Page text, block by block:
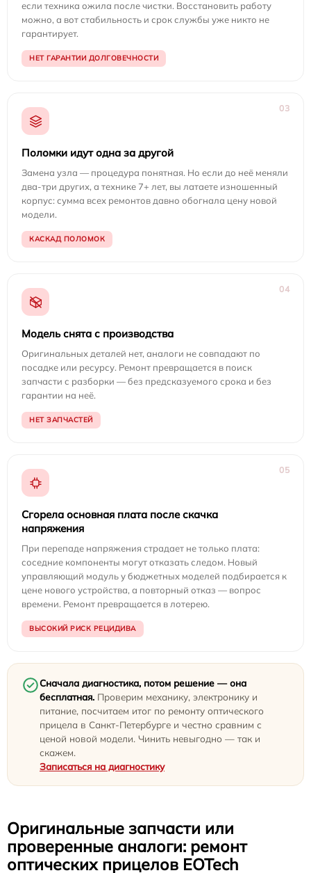
если техника ожила после чистки. Восстановить работу
можно, а вот стабильность и срок службы уже никто не
гарантирует.
НЕТ ГАРАНТИИ ДОЛГОВЕЧНОСТИ
03
Поломки идут одна за другой
Замена узла — процедура понятная. Но если до неё меняли
два-три других, а технике 7+ лет, вы латаете изношенный
корпус: сумма всех ремонтов давно обогнала цену новой
модели.
КАСКАД ПОЛОМОК
04
Модель снята с производства
Оригинальных деталей нет, аналоги не совпадают по
посадке или ресурсу. Ремонт превращается в поиск
запчасти с разборки — без предсказуемого срока и без
гарантии на неё.
НЕТ ЗАПЧАСТЕЙ
05
Сгорела основная плата после скачка
напряжения
При перепаде напряжения страдает не только плата:
соседние компоненты могут отказать следом. Новый
управляющий модуль у бюджетных моделей подбирается к
цене нового устройства, а повторный отказ — вопрос
времени. Ремонт превращается в лотерею.
ВЫСОКИЙ РИСК РЕЦИДИВА
Сначала диагностика, потом решение — она
бесплатная. Проверим механику, электронику и
питание, посчитаем итог по ремонту оптического
прицела в Санкт-Петербурге и честно сравним с
ценой новой модели. Чинить невыгодно — так и
скажем.
Записаться на диагностику
Оригинальные запчасти или
проверенные аналоги: ремонт
оптических прицелов EOTech